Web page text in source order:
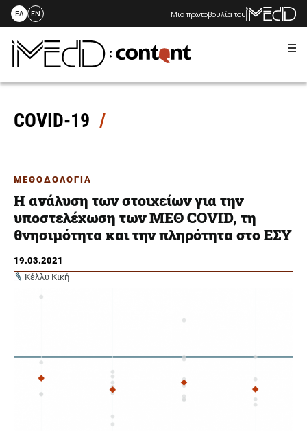
Skip
content
ΕΛ EN Μια πρωτοβουλία του
COVID-19
ΜΕΘΟΔΟΛΟΓΙΑ
H ανάλυση των στοιχείων για την
υποστελέχωση των ΜΕΘ COVID, τη
θνησιμότητα και την πληρότητα στο ΕΣΥ
19.03.2021
Κέλλυ Κική